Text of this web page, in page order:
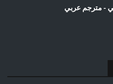
- مترجم عربي